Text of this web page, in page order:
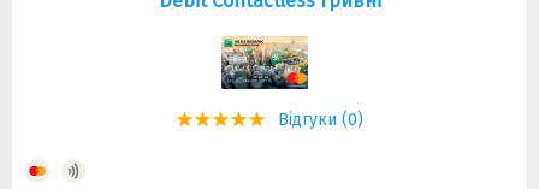
Відгуки (0)